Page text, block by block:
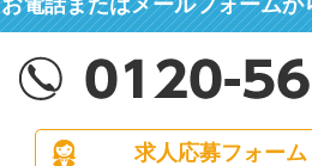
求人応募フォーム